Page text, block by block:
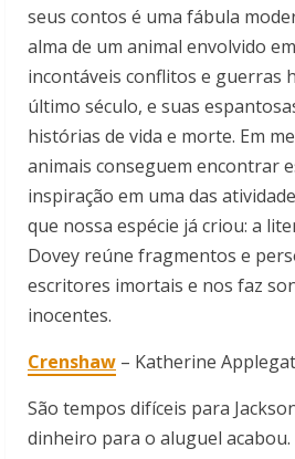
seus contos é uma fábula
alma de um animal envolvido
incontáveis conflitos e guerras
último século, e suas
histórias de vida e morte. Em
animais conseguem encontrar
inspiração em uma das
que nossa espécie já criou: a
Dovey reúne fragmentos e
escritores imortais e nos faz
inocentes.
Crenshaw – Katherine
São tempos difíceis para
dinheiro para o aluguel